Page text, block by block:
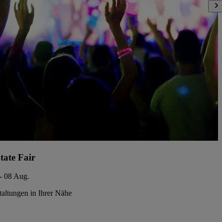
Fair
08 Aug.
in Ihrer Nähe